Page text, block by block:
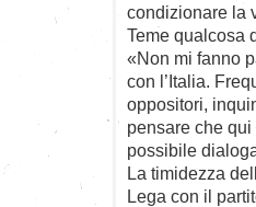
condizionare la
Teme qualcosa
«Non mi fanno
con l’Italia.
oppositori,
pensare che
possibile
La timidezza
Lega con il